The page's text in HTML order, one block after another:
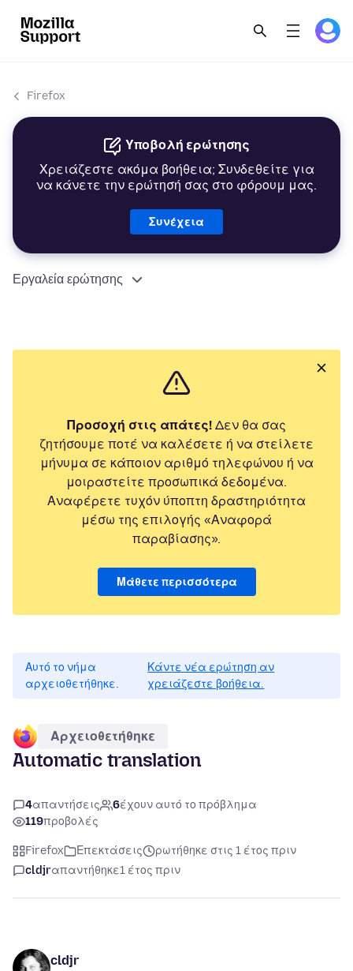
Firefox
Υποβολή ερώτησης
Χρειάζεστε ακόμα βοήθεια; Συνδεθείτε για
να κάνετε την ερώτησή σας στο φόρουμ μας.
Συνέχεια
Εργαλεία ερώτησης
Προσοχή στις απάτες! Δεν θα σας
ζητήσουμε ποτέ να καλέσετε ή να στείλετε
μήνυμα σε κάποιον αριθμό τηλεφώνου ή να
μοιραστείτε προσωπικά δεδομένα.
Αναφέρετε τυχόν ύποπτη δραστηριότητα
μέσω της επιλογής «Αναφορά
παραβίασης».
Μάθετε περισσότερα
Αυτό το νήμα
αρχειοθετήθηκε.
Κάντε νέα ερώτηση αν
χρειάζεστε βοήθεια.
Αρχειοθετήθηκε
Automatic translation
4απαντήσεις 6έχουν αυτό το πρόβλημα
119προβολές
Firefox Επεκτάσεις
ρωτήθηκε στις 1 έτος πριν
cldjrαπαντήθηκε1 έτος πριν
cldjr